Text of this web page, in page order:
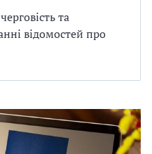
та
відомостей про